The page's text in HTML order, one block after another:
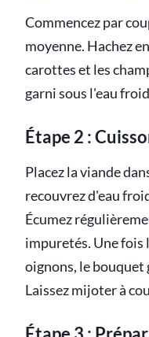
Commencez par
moyenne. Hachez
carottes et les
garni sous l'eau
Étape 2 :
Placez la viande
recouvrez d'eau
Écumez
impuretés. Une fois
oignons, le bouquet
Laissez mijoter à